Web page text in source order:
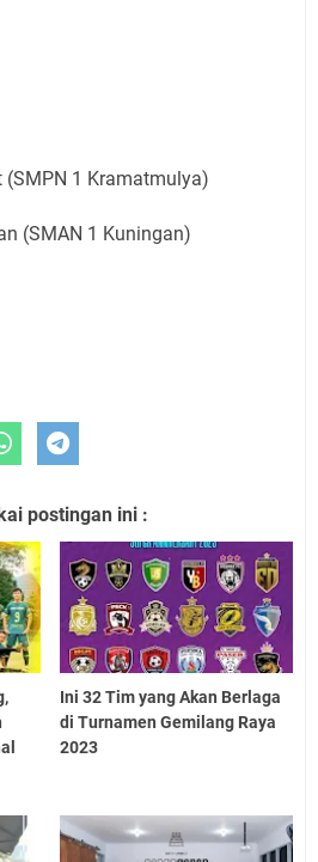
(SMPN 1 Kramatmulya)
(SMAN 1 Kuningan)
postingan ini :
Ini 32 Tim yang Akan Berlaga
di Turnamen Gemilang Raya
2023